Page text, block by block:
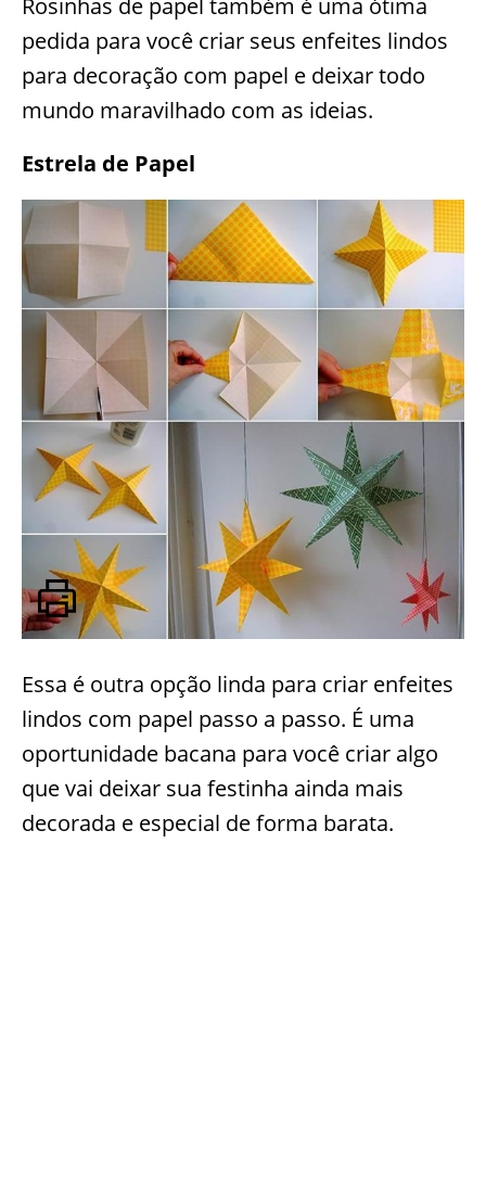
Rosinhas de papel também é uma ótima
pedida para você criar seus enfeites lindos
para decoração com papel e deixar todo
mundo maravilhado com as ideias.
Estrela de Papel
Essa é outra opção linda para criar enfeites
lindos com papel passo a passo. É uma
oportunidade bacana para você criar algo
que vai deixar sua festinha ainda mais
decorada e especial de forma barata.